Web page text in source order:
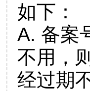
如下：
A. 备案
不用，
经过期